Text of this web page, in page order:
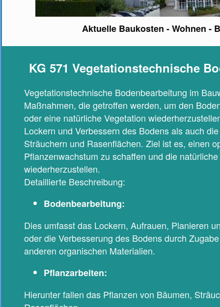
Aktuelle Baukosten - Wohnen -
KG 571 Vegetationstechnische
Vegetationstechnische Bodenbearbeitung im
Maßnahmen, die getroffen werden, um den
oder eine natürliche Vegetation
Lockern und Verbessern des Bodens als auch
Sträuchern und Rasenflächen. Ziel ist es, einen
Pflanzenwachstum zu schaffen und die
wiederherzustellen.
Detaillierte Beschreibung:
Bodenbearbeitung:
Dies umfasst das Lockern, Aufrauen, Planieren
oder die Verbesserung des Bodens durch
anderen organischen Materialien.
Pflanzarbeiten:
Hierunter fallen das Pflanzen von Bäumen,